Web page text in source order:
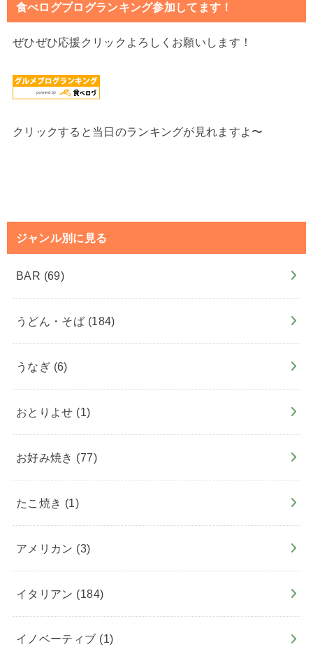
食べログブログランキング参加してます！
ぜひぜひ応援クリックよろしくお願いします！
クリックすると当日のランキングが見れますよ〜
ジャンル別に見る
BAR (69)
うどん・そば (184)
うなぎ (6)
おとりよせ (1)
お好み焼き (77)
たこ焼き (1)
アメリカン (3)
イタリアン (184)
イノベーティブ (1)